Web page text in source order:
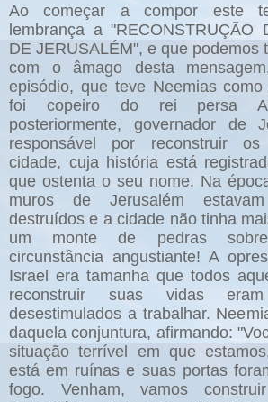
Ao começar a compor este
lembrança a "RECONSTRUÇÃO
DE JERUSALÉM", e que podemos
com o âmago desta
episódio, que teve Neemias
foi copeiro do rei persa
posteriormente, governador de
responsável por reconstruir
cidade, cuja história está
que ostenta o seu nome. Na
muros de Jerusalém estavam
destruídos e a cidade não tinha
um monte de pedras
circunstância angustiante! A
Israel era tamanha que todos
reconstruir suas vidas
desestimulados a trabalhar.
daquela conjuntura, afirmando:
situação terrível em que
está em ruínas e suas portas
fogo. Venham, vamos